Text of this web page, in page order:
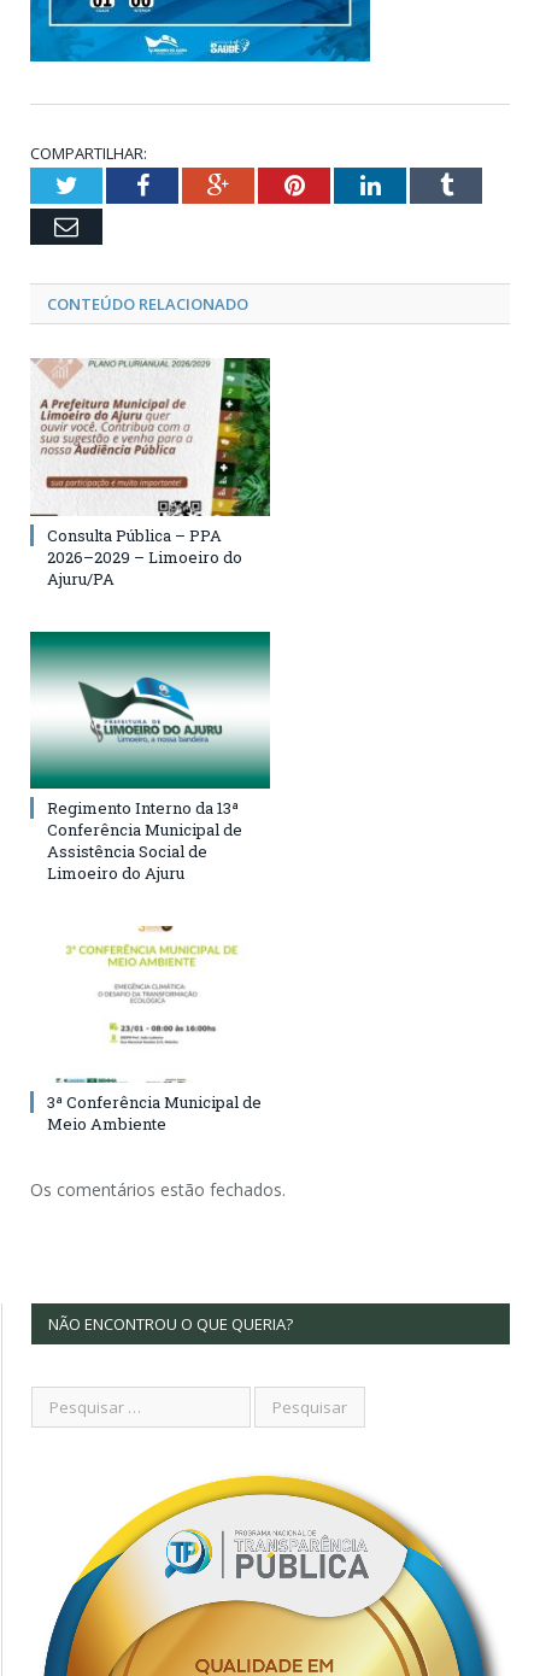
COMPARTILHAR:
TwitterFacebookGoogle+PinterestLinkedInTumblr
Email
CONTEÚDO RELACIONADO
Consulta Pública – PPA
2026–2029 – Limoeiro do
Ajuru/PA
Regimento Interno da 13ª
Conferência Municipal de
Assistência Social de
Limoeiro do Ajuru
3ª Conferência Municipal de
Meio Ambiente
Os comentários estão fechados.
NÃO ENCONTROU O QUE QUERIA?